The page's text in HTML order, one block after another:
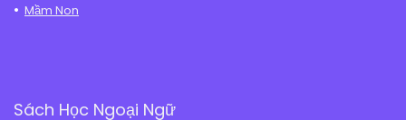
Mầm Non
Sách Học Ngoại Ngữ